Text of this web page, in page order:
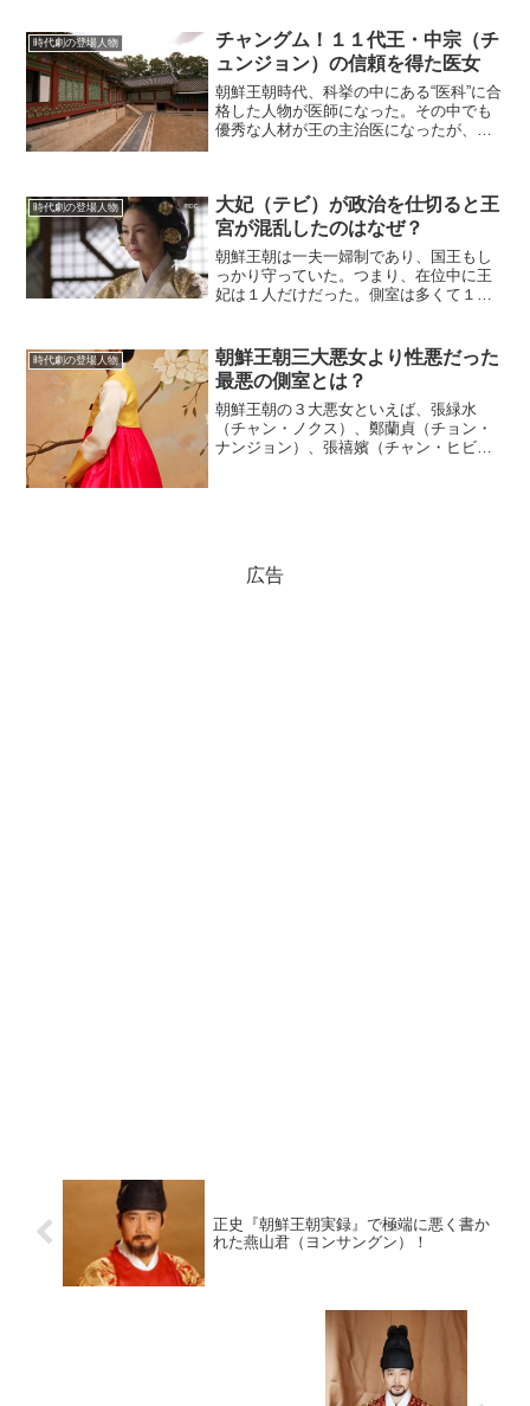
ナンジョン）が共謀して起こしたという
筋書きになっていた。(ads...
時代劇の登場人物
チャングム！１１代王・中宗（チ
ュンジョン）の信頼を得た医女
朝鮮王朝時代、科挙の中にある“医科”に合
格した人物が医師になった。その中でも
優秀な人材が王の主治医になったが、そ
時代劇の登場人物
大妃（テビ）が政治を仕切ると王
宮が混乱したのはなぜ？
朝鮮王朝は一夫一婦制であり、国王もし
っかり守っていた。つまり、在位中に王
妃は１人だけだった。側室は多くて１０
王はすぐに再婚した。よって、国王は２
７人だが、王妃は４２人も...
時代劇の登場人物
朝鮮王朝三大悪女より性悪だった
最悪の側室とは？
朝鮮王朝の３大悪女といえば、張緑水
（チャン・ノクス）、鄭蘭貞（チョン・
ナンジョン）、張禧嬪（チャン・ヒビ
広告
正史『朝鮮王朝実録』で極端に悪く書か
れた燕山君（ヨンサングン）！